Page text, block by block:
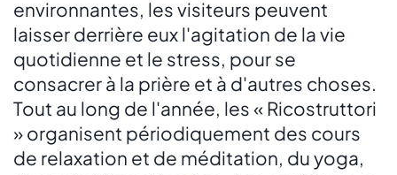
environnantes, les visiteurs peuvent
laisser derrière eux l'agitation de la vie
quotidienne et le stress, pour se
consacrer à la prière et à d'autres choses.
Tout au long de l'année, les « Ricostruttori
» organisent périodiquement des cours
de relaxation et de méditation, du yoga,